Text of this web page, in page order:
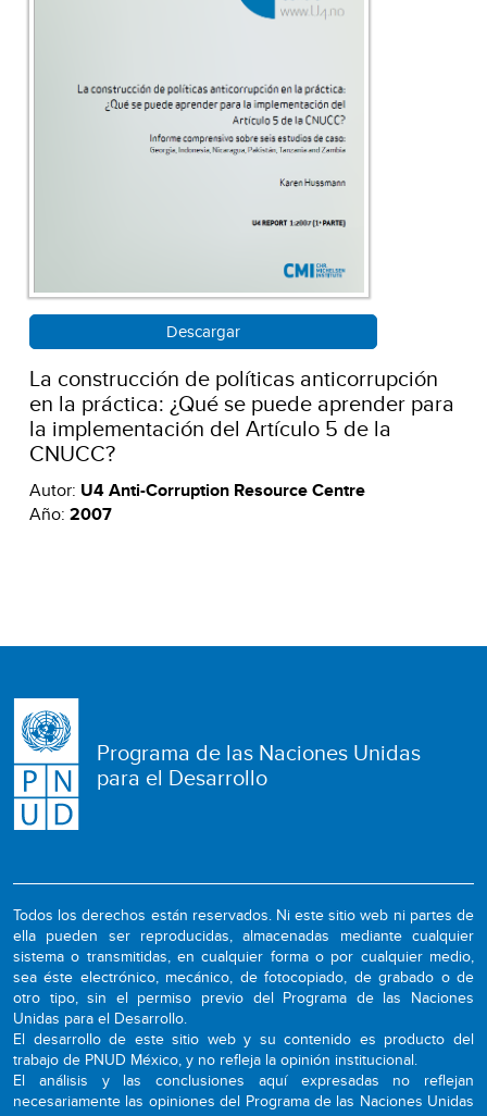
Descargar
La construcción de políticas anticorrupción
en la práctica: ¿Qué se puede aprender para
la implementación del Artículo 5 de la
CNUCC?
Autor: U4 Anti-Corruption Resource Centre
Año: 2007
Programa de las Naciones Unidas
para el Desarrollo
Todos los derechos están reservados. Ni este sitio web ni partes de
ella pueden ser reproducidas, almacenadas mediante cualquier
sistema o transmitidas, en cualquier forma o por cualquier medio,
sea éste electrónico, mecánico, de fotocopiado, de grabado o de
otro tipo, sin el permiso previo del Programa de las Naciones
Unidas para el Desarrollo.
El desarrollo de este sitio web y su contenido es producto del
trabajo de PNUD México, y no refleja la opinión institucional.
El análisis y las conclusiones aquí expresadas no reflejan
necesariamente las opiniones del Programa de las Naciones Unidas